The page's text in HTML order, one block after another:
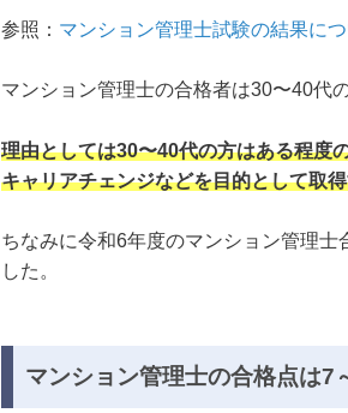
参照： マンション管理士試験の結果に
マンション管理士の合格者は30〜40代
理由としては30〜40代の方はある程度
キャリアチェンジなどを目的として取
ちなみに令和6年度のマンション管理
した。
マンション管理士の合格点は7